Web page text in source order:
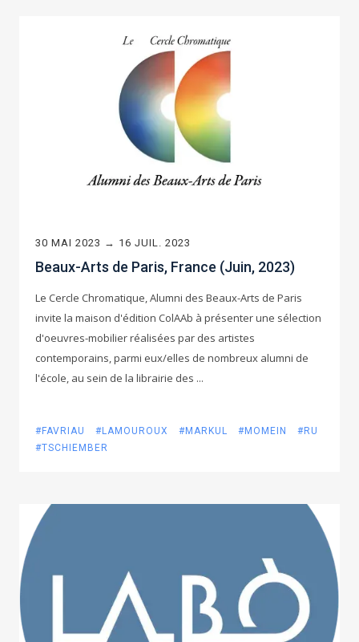
30 MAI 2023 → 16 JUIL. 2023
Beaux-Arts de Paris, France (Juin, 2023)
Le Cercle Chromatique, Alumni des Beaux-Arts de Paris
invite la maison d'édition ColAAb à présenter une sélection
d'oeuvres-mobilier réalisées par des artistes
contemporains, parmi eux/elles de nombreux alumni de
l'école, au sein de la librairie des ...
#FAVRIAU #LAMOUROUX #MARKUL #MOMEIN
#RU
#TSCHIEMBER